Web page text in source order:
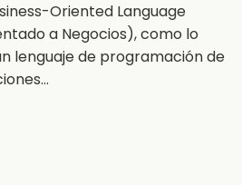
Oriented Language
a Negocios), como lo
lenguaje de programación de